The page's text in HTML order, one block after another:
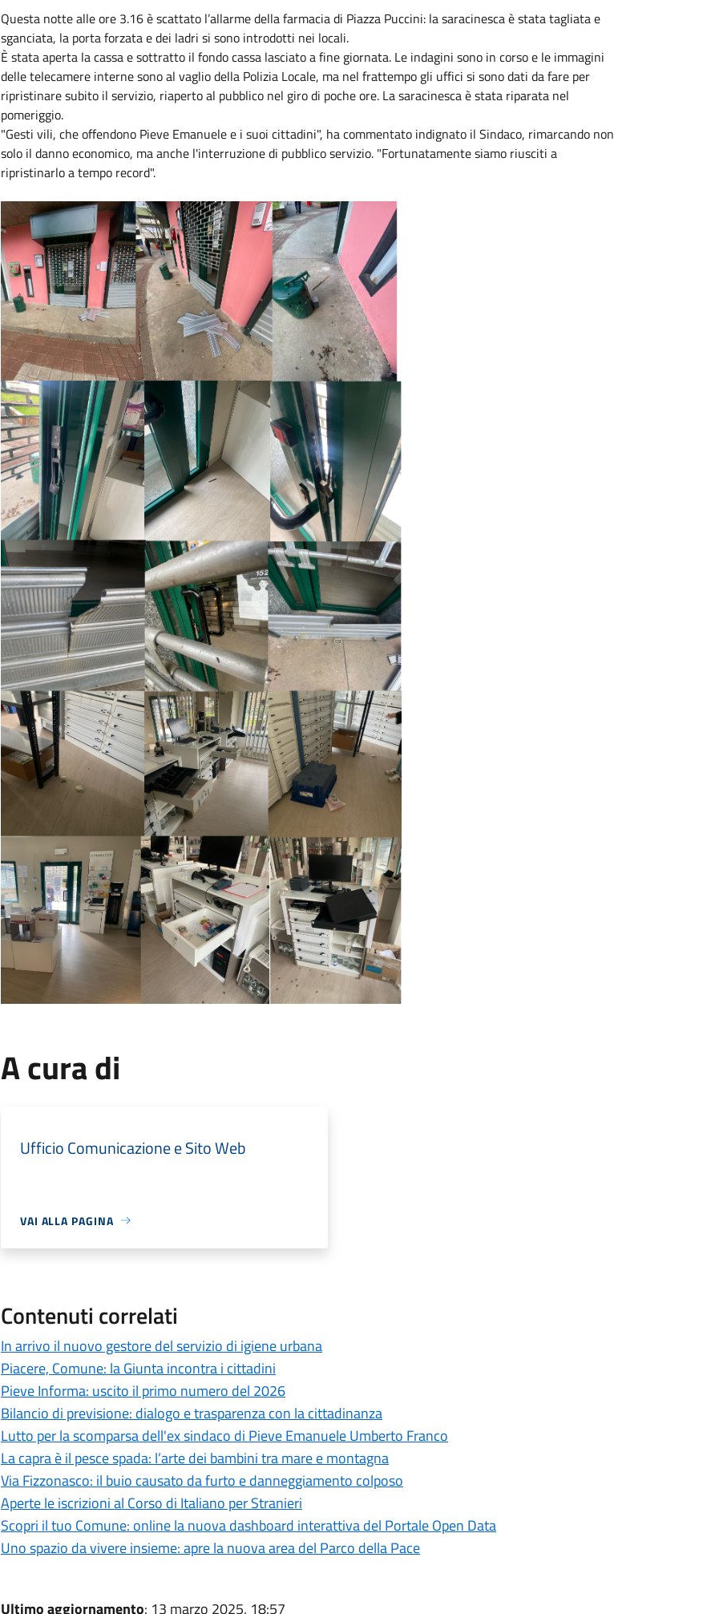
Questa notte alle ore 3.16 è scattato l’allarme della farmacia di Piazza Puccini: la saracinesca è stata tagliata e
sganciata, la porta forzata e dei ladri si sono introdotti nei locali.
È stata aperta la cassa e sottratto il fondo cassa lasciato a fine giornata. Le indagini sono in corso e le immagini
delle telecamere interne sono al vaglio della Polizia Locale, ma nel frattempo gli uffici si sono dati da fare per
ripristinare subito il servizio, riaperto al pubblico nel giro di poche ore. La saracinesca è stata riparata nel
pomeriggio.
"Gesti vili, che offendono Pieve Emanuele e i suoi cittadini", ha commentato indignato il Sindaco, rimarcando non
solo il danno economico, ma anche l'interruzione di pubblico servizio. "Fortunatamente siamo riusciti a
ripristinarlo a tempo record".
A cura di
Ufficio Comunicazione e Sito Web
VAI ALLA PAGINA
Contenuti correlati
In arrivo il nuovo gestore del servizio di igiene urbana
Piacere, Comune: la Giunta incontra i cittadini
Pieve Informa: uscito il primo numero del 2026
Bilancio di previsione: dialogo e trasparenza con la cittadinanza
Lutto per la scomparsa dell'ex sindaco di Pieve Emanuele Umberto Franco
La capra è il pesce spada: l’arte dei bambini tra mare e montagna
Via Fizzonasco: il buio causato da furto e danneggiamento colposo
Aperte le iscrizioni al Corso di Italiano per Stranieri
Scopri il tuo Comune: online la nuova dashboard interattiva del Portale Open Data
Uno spazio da vivere insieme: apre la nuova area del Parco della Pace
Ultimo aggiornamento: 13 marzo 2025, 18:57